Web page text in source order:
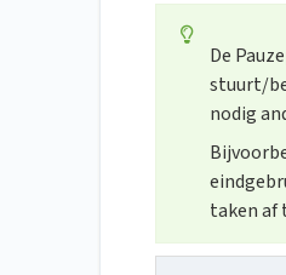
De
stuurt/
nodig
taken af